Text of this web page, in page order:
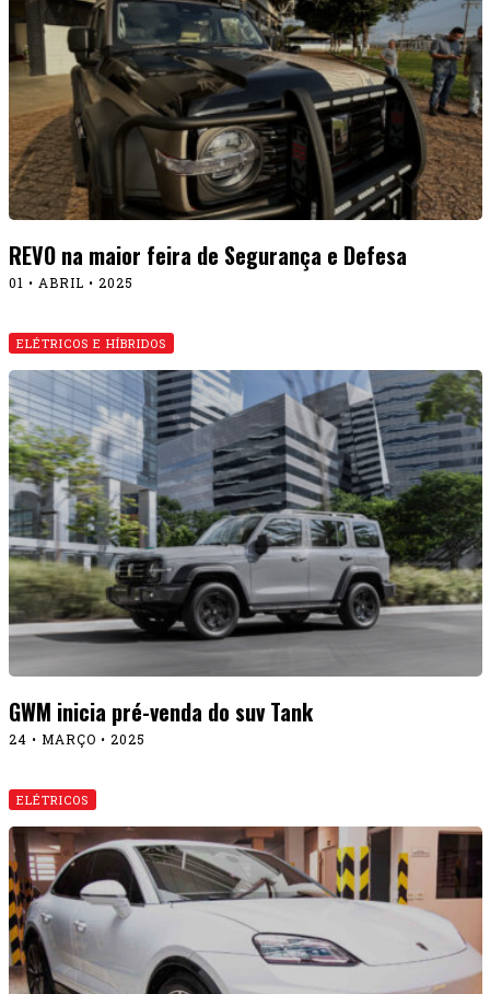
REVO na maior feira de Segurança e Defesa
01 • ABRIL • 2025
ELÉTRICOS E HÍBRIDOS
GWM inicia pré-venda do suv Tank
24 • MARÇO • 2025
ELÉTRICOS